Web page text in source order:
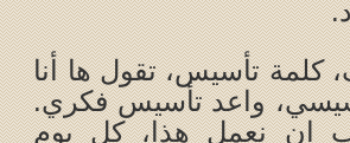
كلمة تأسيس، تقول ها أنا
واعد تأسيس فكري.
ان نعمل هذا، كل يوم